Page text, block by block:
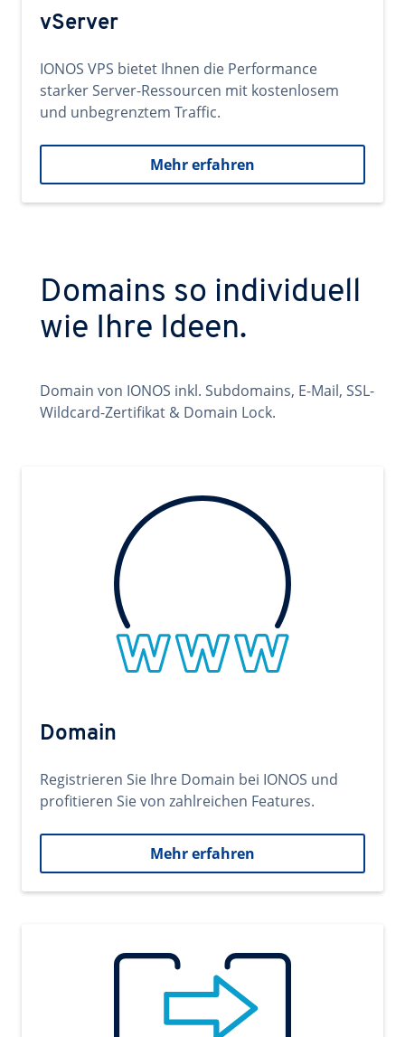
vServer
IONOS VPS bietet Ihnen die Performance
starker Server-Ressourcen mit kostenlosem
und unbegrenztem Traffic.
Mehr erfahren
Domains so individuell
wie Ihre Ideen.
Domain von IONOS inkl. Subdomains, E-Mail, SSL-
Wildcard-Zertifikat & Domain Lock.
Domain
Registrieren Sie Ihre Domain bei IONOS und
profitieren Sie von zahlreichen Features.
Mehr erfahren